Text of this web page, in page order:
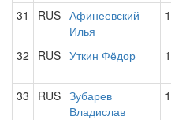
31 RUS Афинеевский
Илья
32 RUS Уткин Фёдор
33 RUS Зубарев
Владислав